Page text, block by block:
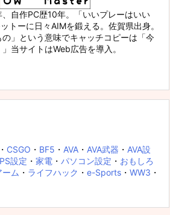
自作PC歴10年。「いいプレーはいい
トーに日々AIMを鍛える。佐賀県出身。
の」という意味でキャッチコピーは「今
当サイトはWeb広告を導入。
・ CSGO ・ BF5 ・ AVA ・ AVA武器 ・ AVA設
設定 ・ 家電 ・ パソコン設定 ・ おもしろ
ム ・ ライフハック ・ e-Sports ・ WW3 ・